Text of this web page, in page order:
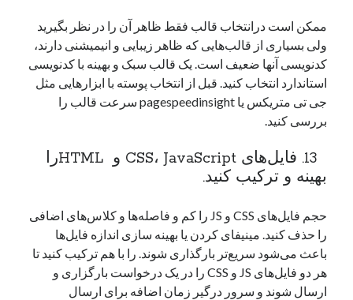
ممکن است درانتخاب قالب فقط ظاهر آن را در نظر بگیرید
ولی بسیاری از قالب‌هایی که ظاهر زیبایی و انیمیشنی دارند،
کدنویسی آنها ضعیف است. یک قالب سبک و بهینه با کدنویسی
استاندارد انتخاب کنید. قبل از انتخاب پوسته با ابزارهایی مثل
جی تی متریکس یا pagespeedinsight سرعت قالب را
بررسی کنید.
13. فایل‌های CSS، JavaScript و HTMLرا
بهینه و ترکیب کنید.
حجم فایل‌های CSS و JS را کم و فاصله‌ها و کلاس‌های اضافی
را حذف کنید. مینیفای کردن یا بهینه سازی اندازه فایل‌ها
باعث می‌شود سریع‌تر بارگذاری شوند. را با هم ترکیب کنید تا
هر دو فایل‌های JS و CSS را در یک درخواست بارگزاری و
ارسال شوند و سرور درگیر زمان اضافه برای ارسال